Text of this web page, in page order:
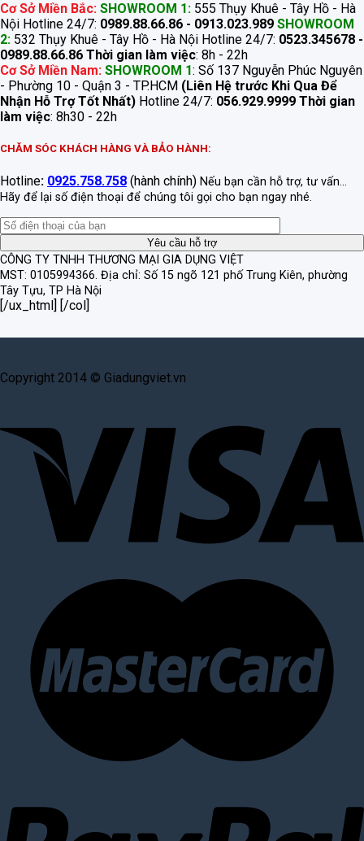
Cơ Sở Miền Bắc: SHOWROOM 1: 555 Thụy Khuê - Tây Hồ - Hà
Nội Hotline 24/7: 0989.88.66.86 - 0913.023.989 SHOWROOM
2: 532 Thụy Khuê - Tây Hồ - Hà Nội Hotline 24/7: 0523.345678 -
0989.88.66.86 Thời gian làm việc: 8h - 22h
Cơ Sở Miền Nam: SHOWROOM 1: Số 137 Nguyễn Phúc Nguyên
- Phường 10 - Quận 3 - TP.HCM (Liên Hệ trước Khi Qua Để
Nhận Hỗ Trợ Tốt Nhất) Hotline 24/7: 056.929.9999 Thời gian
làm việc: 8h30 - 22h
CHĂM SÓC KHÁCH HÀNG VÀ BẢO HÀNH:
Hotline: 0925.758.758 (hành chính) Nếu bạn cần hỗ trợ, tư vấn...
Hãy để lại số điện thoại để chúng tôi gọi cho bạn ngay nhé.
CÔNG TY TNHH THƯƠNG MẠI GIA DỤNG VIỆT
MST: 0105994366. Địa chỉ: Số 15 ngõ 121 phố Trung Kiên, phường
Tây Tựu, TP Hà Nội
[/ux_html] [/col]
Copyright 2014 © Giadungviet.vn